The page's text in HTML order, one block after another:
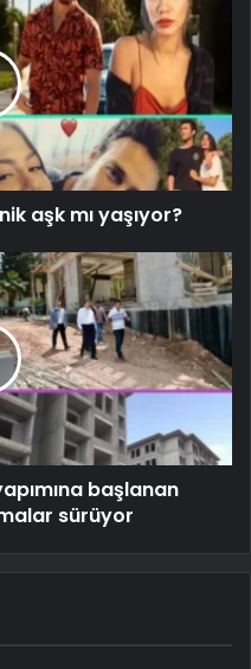
aşk mı yaşıyor?
başlanan
sürüyor